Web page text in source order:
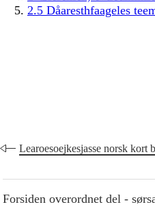
2.5 Dåaresthfaageles
Learoesoejkesjasse norsk kort
Forsiden overordnet del -